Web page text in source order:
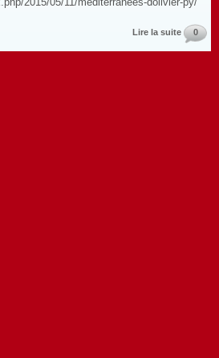
Lire la suite 0